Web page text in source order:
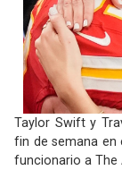
Taylor Swift y
fin de semana en
funcionario a The